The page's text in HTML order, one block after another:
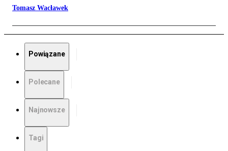
Tomasz Wacławek
Powiązane
Polecane
Najnowsze
Tagi